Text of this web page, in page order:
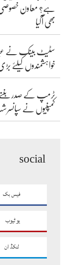
ہے؟ معاون خصوصی
بھی آگیا
سٹیٹ بینک نے
خواہشمندوں کیلئے
ٹرمپ کے صدر بنتے ہی
کمپنیوں نے
social
فیس بک
یو ٹیوب
لنکڈ ان